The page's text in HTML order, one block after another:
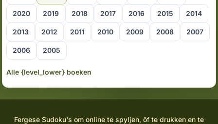
2020 2019 2018 2017 2016 2015 2014
2013 2012 2011 2010 2009 2008 2007
2006 2005
Alle {level_lower} boeken
Fergese Sudoku's om online te spyljen, ôf te drukken en te